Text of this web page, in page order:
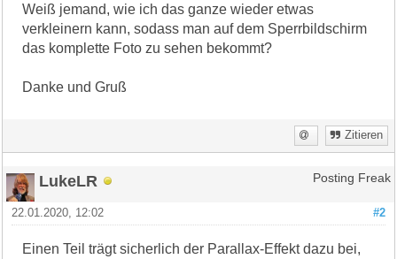
Weiß jemand, wie ich das ganze wieder etwas
verkleinern kann, sodass man auf dem Sperrbildschirm
das komplette Foto zu sehen bekommt?
Danke und Gruß
Zitieren
LukeLR Posting Freak
#2
22.01.2020, 12:02
Einen Teil trägt sicherlich der Parallax-Effekt dazu bei,